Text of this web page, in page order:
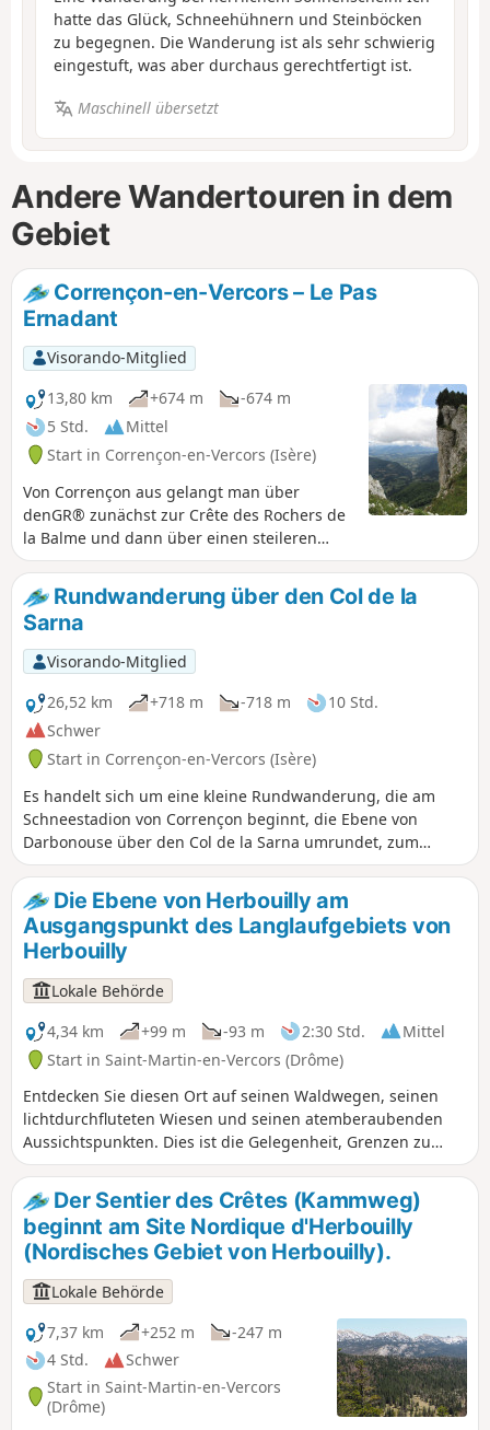
hatte das Glück, Schneehühnern und Steinböcken
zu begegnen. Die Wanderung ist als sehr schwierig
eingestuft, was aber durchaus gerechtfertigt ist.
Maschinell übersetzt
Andere Wandertouren in dem
Gebiet
Corrençon-en-Vercors – Le Pas
Ernadant
Visorando-Mitglied
13,80 km
+674 m
-674 m
5 Std.
Mittel
Start in Corrençon-en-Vercors (Isère)
Von Corrençon aus gelangt man über
denGR® zunächst zur Crête des Rochers de
la Balme und dann über einen steileren
Aufstieg zum Gipfel.
Rundwanderung über den Col de la
Sarna
Visorando-Mitglied
26,52 km
+718 m -718 m
10 Std.
Schwer
Start in Corrençon-en-Vercors (Isère)
Es handelt sich um eine kleine Rundwanderung, die am
Schneestadion von Corrençon beginnt, die Ebene von
Darbonouse über den Col de la Sarna umrundet, zum
südlichen Ende der Ebene zurückführt und über denGR®
wieder nach Corrençonführt.
Die Ebene von Herbouilly am
Ausgangspunkt des Langlaufgebiets von
Herbouilly
Lokale Behörde
4,34 km
+99 m -93 m 2:30 Std.
Mittel
Start in Saint-Martin-en-Vercors (Drôme)
Entdecken Sie diesen Ort auf seinen Waldwegen, seinen
lichtdurchfluteten Wiesen und seinen atemberaubenden
Aussichtspunkten. Dies ist die Gelegenheit, Grenzen zu
überschreiten. Zunächst an der gravierten
Steinmarkierung, die seit Beginn des 17. Jahrhunderts die
Grenze zwischen den Gebieten des Herrn von Sassenage
und des Bischofs von Die markiert. Mit etwas mehr
Anstrengung erreichen Sie dann die Grenze zwischen der
Drôme und der Isère über einen Hin- und Rückweg zum Col
d’Herbouilly (Variante: +2 Std. Hin- und Rückweg).
Der Sentier des Crêtes (Kammweg)
beginnt am Site Nordique d'Herbouilly
(Nordisches Gebiet von Herbouilly).
Lokale Behörde
7,37 km
+252 m
-247 m
4 Std.
Schwer
Start in Saint-Martin-en-Vercors
(Drôme)